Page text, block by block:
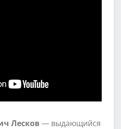
Лесков— выдающийся